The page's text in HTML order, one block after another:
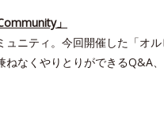
」
ニティ。今回開催した「オ
ねなくやりとりができるQ&A